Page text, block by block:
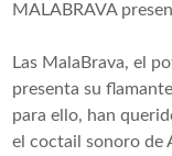
MALABRAVA
Las MalaBrava, el
presenta su
para ello, han
el coctail sonoro de